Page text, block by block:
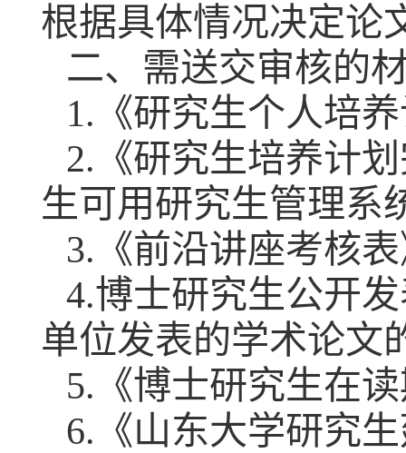
根据具体情况决定论
二、需送交审核的
1.《研究生个人培
2.《研究生培养计
生可用研究生管理系
3.《前沿讲座考核
4.博士研究生公开
单位发表的学术论文
5.《博士研究生在
6.《山东大学研究